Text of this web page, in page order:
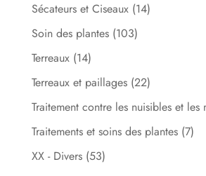
Sécateurs et Ciseaux (14)
Soin des plantes (103)
Terreaux (14)
Terreaux et paillages (22)
Traitement contre les nuisibles et les
Traitements et soins des plantes (7)
XX - Divers (53)